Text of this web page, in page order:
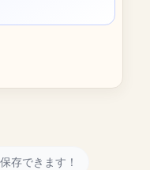
存できます！